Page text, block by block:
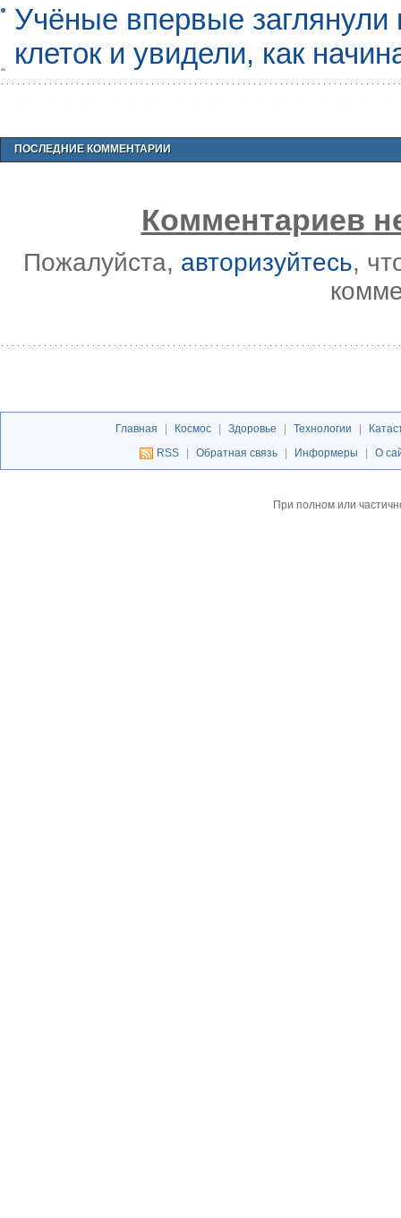
Учёные впервые
клеток и увидели, как
ПОСЛЕДНИЕ КОММЕНТАРИИ
Комментариев
Пожалуйста, авторизуйтесь,
Главная Космос Здоровье Технологии
RSS
Обратная связь Информеры О
При полном или